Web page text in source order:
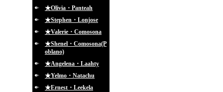
★Olivia・Panteah
★Stephen・Lonjose
★Valerie・Comosona
★Shenel・Comosona(P
oblano)
★Angelena・Laahty
★Yelmo・Natachu
★Ernest・Leekela